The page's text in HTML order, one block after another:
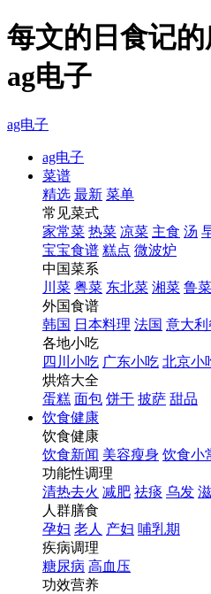
每文的日食记
ag电子
ag电子
ag电子
菜谱
精选 最新 菜单
常见菜式
家常菜 热菜 凉菜 主食 汤
宝宝食谱 糕点 微波炉
中国菜系
川菜 粤菜 东北菜 湘菜 鲁菜
外国食谱
韩国 日本料理 法国 意大利
各地小吃
四川小吃 广东小吃 北京小
烘焙大全
蛋糕 面包 饼干 披萨 甜品
饮食健康
饮食健康
饮食新闻 美容瘦身 饮食小
功能性调理
清热去火 减肥 祛痰 乌发
人群膳食
孕妇 老人 产妇 哺乳期
疾病调理
糖尿病 高血压
功效营养